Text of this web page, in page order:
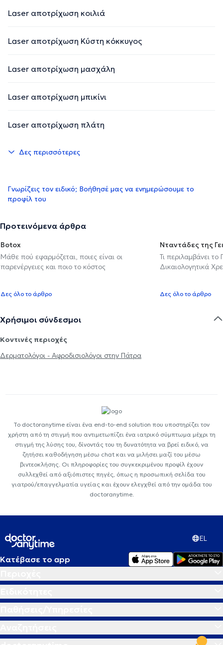
Laser αποτρίχωση κοιλιά
Laser αποτρίχωση Κύστη κόκκυγος
Laser αποτρίχωση μασχάλη
Laser αποτρίχωση μπικίνι
Laser αποτρίχωση πλάτη
Δες περισσότερες
Γνωρίζεις τον ειδικό; Βοήθησέ μας να ενημερώσουμε το
προφίλ του
Προτεινόμενα άρθρα
Botox
Μάθε πού εφαρμόζεται, ποιες είναι οι
παρενέργειες και ποιο το κόστος
Δες όλο το άρθρο
Νταντάδες της
Τι περιλαμβάνει
Δικαιολογητικά
Δες όλο το άρθρο
Χρήσιμοι σύνδεσμοι
Κοντινές περιοχές
Δερματολόγοι - Αφροδισιολόγοι στην Πάτρα
Το doctoranytime είναι ένα end-to-end solution που υποστηρίζει τον
χρήστη από τη στιγμή που αντιμετωπίζει ένα ιατρικό σύμπτωμα μέχρι τη
στιγμή της λύσης του, δίνοντάς του τη δυνατότητα να βρεί ειδικό, να
ζητήσει καθοδήγηση μέσω chat και να μιλήσει μαζί του μέσω
βιντεοκλήσης. Οι πληροφορίες του συγκεκριμένου προφίλ έχουν
συλλεχθεί από αξιόπιστες πηγές, όπως η προσωπική σελίδα του
γιατρού/επαγγελματία υγείας και έχουν ελεγχθεί από την ομάδα του
doctoranytime.
EL
Κατέβασε το app